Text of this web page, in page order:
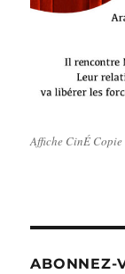
Affiche CinÉ Copie
ABONNEZ-